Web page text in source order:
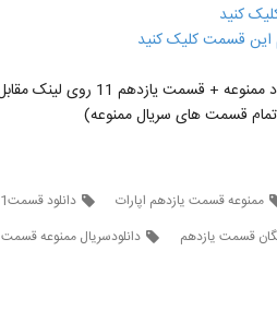
این قسمت کلیک کنید
قسمت یازدهم 11 روی لینک مقابل کلیک کنید)
تمام قسمت های سریال ممنوعه)
ممنوعه قسمت یازدهم اپارات
دانلود قسمت11سریال ممنوعه
قسمت یازدهم دانلودسریال ممنوعه قسمت